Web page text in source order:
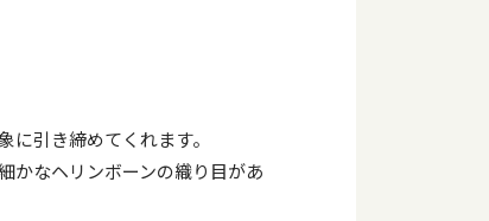
引き締めてくれます。
かなヘリンボーンの織り目があ